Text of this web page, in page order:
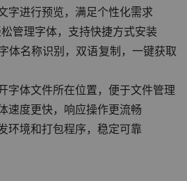
字进行预览，满足个性化需求
管理字体，支持快捷方式安装
体名称识别，双语复制，一键获取
字体文件所在位置，便于文件管理
速度更快，响应操作更流畅
环境和打包程序，稳定可靠